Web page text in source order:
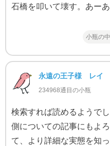
石橋を叩いて壊す。あーあ
小瓶の
永遠の王子様 レイ
234968通目の小瓶
検索すれば読めるようで
側についての記事にもよ
て、より詳細な実態を知